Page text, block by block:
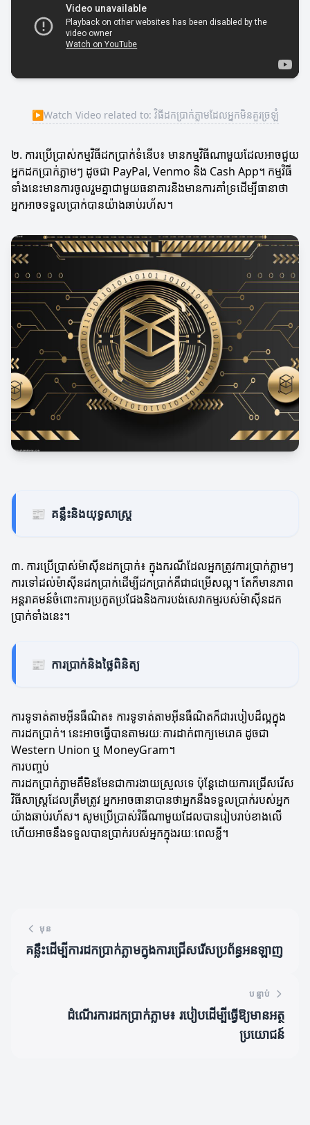
▶Watch Video related to: វិធីដកប្រាក់ភ្លាមដែលអ្នកមិនគួរច្រឡំ
២. ការប្រើប្រាស់កម្មវិធីដកប្រាក់ទំនើប៖ មានកម្មវិធីណាមួយដែលអាចជួយ
អ្នកដកប្រាក់ភ្លាមៗ ដូចជា PayPal, Venmo និង Cash App។ កម្មវិធី
ទាំងនេះមានការចូលរួមគ្នាជាមួយធនាគារនិងមានការគាំទ្រដើម្បីធានាថា
អ្នកអាចទទួលប្រាក់បានយ៉ាងឆាប់រហ័ស។
📰 គន្លឹះនិងយុទ្ធសាស្រ្ត
៣. ការប្រើប្រាស់ម៉ាស៊ីនដកប្រាក់៖ ក្នុងករណីដែលអ្នកត្រូវការប្រាក់ភ្លាមៗ
ការទៅដល់ម៉ាស៊ីនដកប្រាក់ដើម្បីដកប្រាក់គឺជាជម្រើសល្អ។ តែក៏មានភាព
អន្ដរាគមន៍ចំពោះការប្រកួតប្រជែងនិងការបង់សេវាកម្មរបស់ម៉ាស៊ីនដក
ប្រាក់ទាំងនេះ។
📰 ការប្រាក់និងថ្លៃពិនិត្យ
ការទូទាត់តាមអ៊ីនធឺណិត៖ ការទូទាត់តាមអ៊ីនធឺណិតក៏ជារបៀបដ៏ល្អក្នុង
ការដកប្រាក់។ នេះអាចធ្វើបានតាមរយៈការដាក់ពាក្យមេរោគ ដូចជា
Western Union ឬ MoneyGram។
ការបញ្ចប់
ការដកប្រាក់ភ្លាមគឺមិនមែនជាការងាយស្រួលទេ ប៉ុន្តែដោយការជ្រើសរើស
វិធីសាស្ត្រដែលត្រឹមត្រូវ អ្នកអាចធានាបានថាអ្នកនឹងទទួលប្រាក់របស់អ្នក
យ៉ាងឆាប់រហ័ស។ សូមប្រើប្រាស់វិធីណាមួយដែលបានរៀបរាប់ខាងលើ
ហើយអាចនឹងទទួលបានប្រាក់របស់អ្នកក្នុងរយៈពេលខ្លី។
មុន
គន្លឹះដើម្បីការដកប្រាក់ភ្លាមក្នុងការជ្រើសរើសប្រព័ន្ធអនឡាញ
បន្ទាប់
ដំណើរការដកប្រាក់ភ្លាម៖ របៀបដើម្បីធ្វើឱ្យមានអត្ថ
ប្រយោជន៍